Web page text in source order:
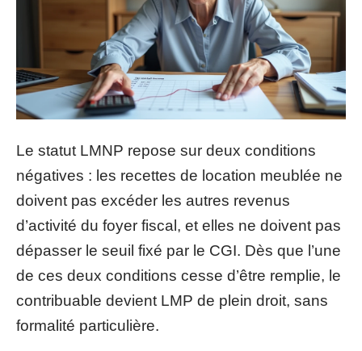
Le statut LMNP repose sur deux conditions
négatives : les recettes de location meublée ne
doivent pas excéder les autres revenus
d’activité du foyer fiscal, et elles ne doivent pas
dépasser le seuil fixé par le CGI. Dès que l’une
de ces deux conditions cesse d’être remplie, le
contribuable devient LMP de plein droit, sans
formalité particulière.